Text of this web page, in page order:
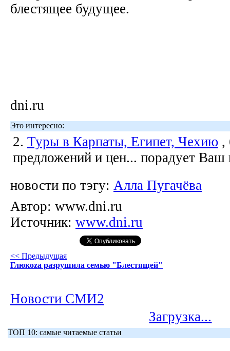
блестящее будущее.
dni.ru
Это интересно:
2. Туры в Карпаты, Египет, Чехию ,
предложений и цен... порадует Ваш
новости по тэгу: Алла Пугачёва
Автор: www.dni.ru
Источник: www.dni.ru
<< Предыдущая
Глюкоzа разрушила семью "Блестящей"
Новости СМИ2
Загрузка...
ТОП 10: самые читаемые статьи